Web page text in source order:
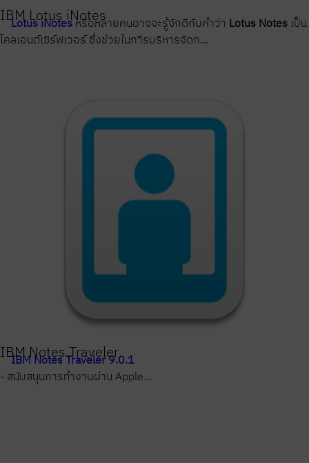
IBM Lotus iNotes
Lotus iNotes หรือหลายคนอาจจะรู้จักดีกับคำว่า Lotus Notes เป็น
ไคลเอนต์เซิร์ฟเวอร์ ซึ่งช่วยในกาีรบริหารจัดก...
IBM Notes Traveler
IBM Notes Traveler 9.0.1
- สนับสนุนการทำงานผ่าน Apple...